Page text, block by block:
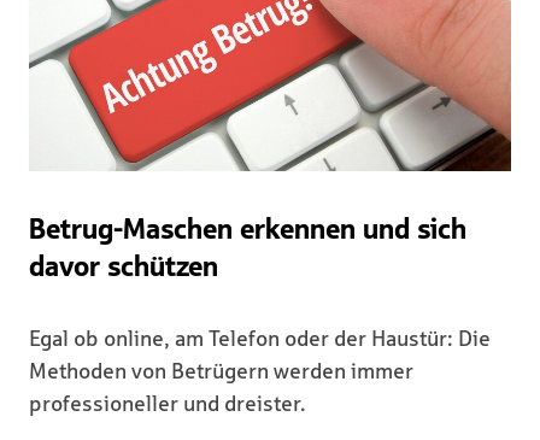
Betrug-Maschen erkennen und sich
davor schützen
Egal ob online, am Telefon oder der Haustür: Die
Methoden von Betrügern werden immer
professioneller und dreister.